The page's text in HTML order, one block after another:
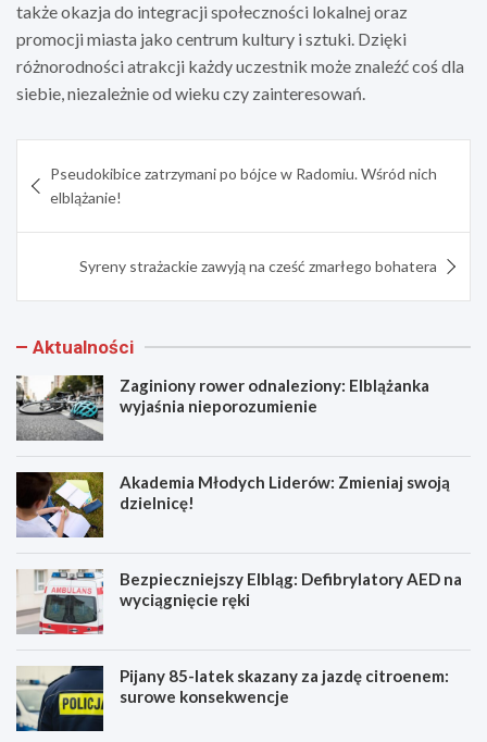
także okazja do integracji społeczności lokalnej oraz
promocji miasta jako centrum kultury i sztuki. Dzięki
różnorodności atrakcji każdy uczestnik może znaleźć coś dla
siebie, niezależnie od wieku czy zainteresowań.
wpisu
Pseudokibice zatrzymani po bójce w Radomiu. Wśród nich
elblążanie!
Syreny strażackie zawyją na cześć zmarłego bohatera
Aktualności
Zaginiony rower odnaleziony: Elblążanka
wyjaśnia nieporozumienie
Akademia Młodych Liderów: Zmieniaj swoją
dzielnicę!
Bezpieczniejszy Elbląg: Defibrylatory AED na
wyciągnięcie ręki
Pijany 85-latek skazany za jazdę citroenem:
surowe konsekwencje
Z
A